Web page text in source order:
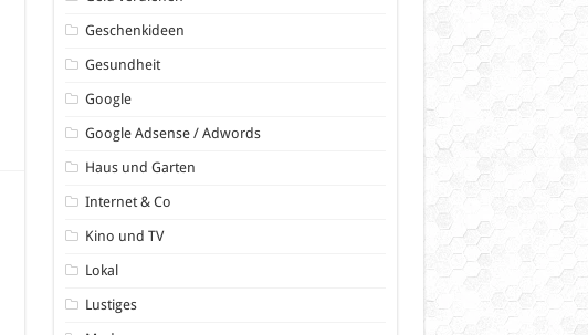
Geschenkideen
Gesundheit
Google
Google Adsense / Adwords
Haus und Garten
Internet & Co
Kino und TV
Lokal
Lustiges